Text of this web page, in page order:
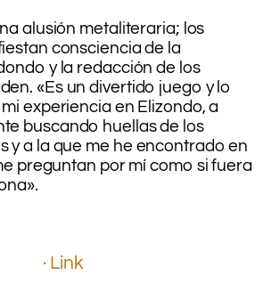
alusión metaliteraria; los
consciencia de la
y la redacción de los
«Es un divertido juego y lo
experiencia en Elizondo, a
buscando huellas de los
y a la que me he encontrado en
preguntan por mí como si fuera
· Link